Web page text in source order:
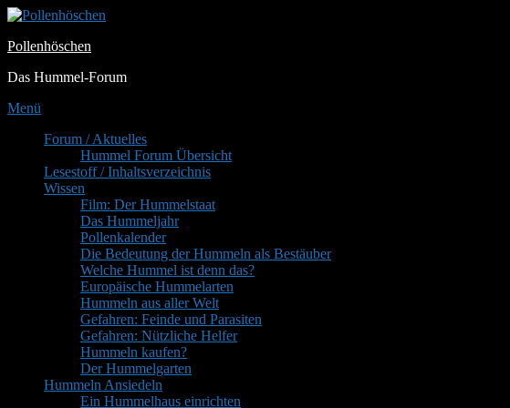
Zum
springen
Pollenhöschen
Das Hummel-Forum
Menü
PrimäresForum / Aktuelles
Hummel Forum Übersicht
Lesestoff / Inhaltsverzeichnis
Wissen
Film: Der Hummelstaat
Das Hummeljahr
Pollenkalender
Die Bedeutung der Hummeln als Bestäuber
Welche Hummel ist denn das?
Europäische Hummelarten
Hummeln aus aller Welt
Gefahren: Feinde und Parasiten
Gefahren: Nützliche Helfer
Hummeln kaufen?
Der Hummelgarten
Hummeln Ansiedeln
Ein Hummelhaus einrichten